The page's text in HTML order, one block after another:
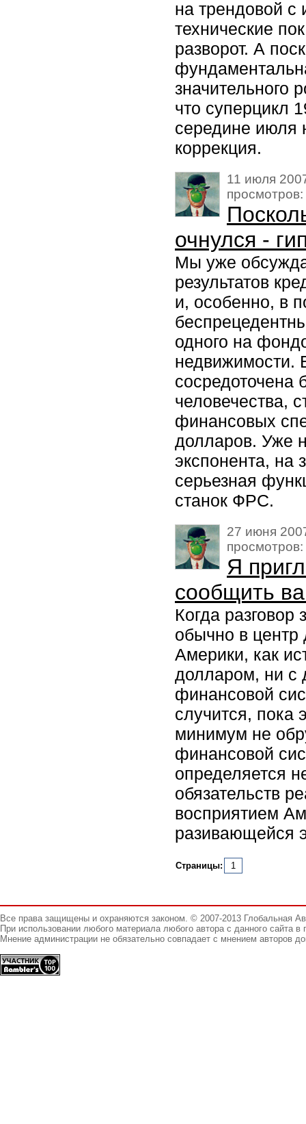
на трендовой с
технические
разворот. А
значительного
что суперцикл
середине июля
коррекция.
11 июля
очнулся -
Мы уже
результатов
и, особенно, в
одного на
недвижимости.
сосредоточена
человечества,
финансовых
долларов. Уже
экспонента, на
серьезная
станок ФРС.
27 июня
Я
сообщить
Когда
обычно в центр
Америки, как
долларом, ни с
финансовой
случится, пока
минимум не
финансовой
определяется
обязательств
восприятием
разивающейся
Страницы: 1
Все права защищены и охраняются законом. © 2007-2013 Глобальная
При использовании любого материала любого автора с данного сайта
Мнение администрации не обязательно совпадает с мнением авторов